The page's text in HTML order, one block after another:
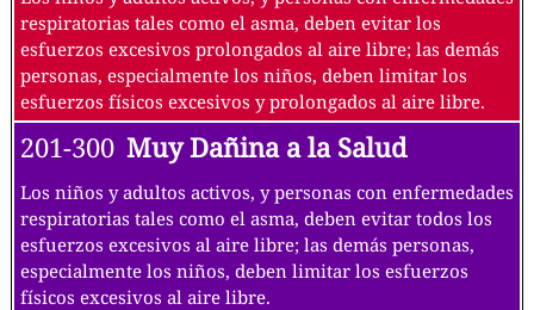
respiratorias tales como el asma, deben evitar los
esfuerzos excesivos prolongados al aire libre; las demás
personas, especialmente los niños, deben limitar los
esfuerzos físicos excesivos y prolongados al aire libre.
201-300 Muy Dañina a la Salud
Los niños y adultos activos, y personas con enfermedades
respiratorias tales como el asma, deben evitar todos los
esfuerzos excesivos al aire libre; las demás personas,
especialmente los niños, deben limitar los esfuerzos
físicos excesivos al aire libre.